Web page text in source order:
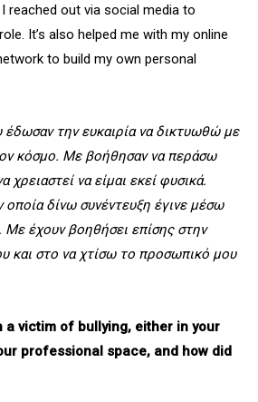
reached out via social media to
It’s also helped me with my online
to build my own personal
την ευκαιρία να δικτυωθώ με
κόσμο. Με βοήθησαν να περάσω
χρειαστεί να είμαι εκεί φυσικά.
οποία δίνω συνέντευξη έγινε μέσω
Με έχουν βοηθήσει επίσης στην
και στο να χτίσω το προσωπικό μου
a victim of bullying, either in your
professional space, and how did